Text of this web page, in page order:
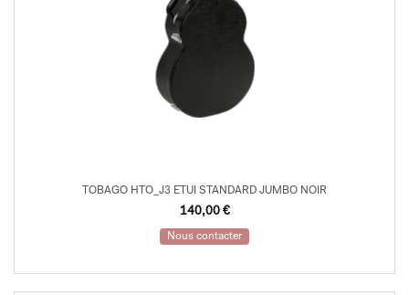
TOBAGO HTO_J3 ETUI STANDARD JUMBO NOIR
140,00 €
Nous contacter